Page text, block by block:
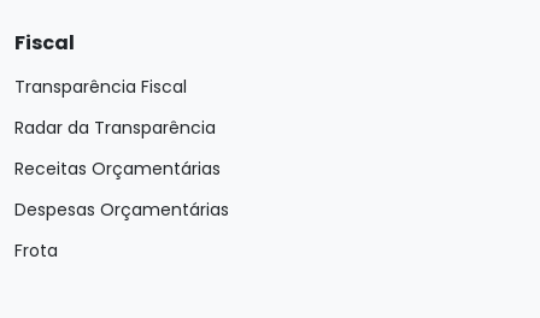
Fiscal
Transparência Fiscal
Radar da Transparência
Receitas Orçamentárias
Despesas Orçamentárias
Frota